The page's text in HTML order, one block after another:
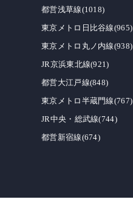
都営浅草線(1018)
東京メトロ日比谷線(965)
東京メトロ丸ノ内線(938)
JR京浜東北線(921)
都営大江戸線(848)
東京メトロ半蔵門線(767)
JR中央・総武線(744)
都営新宿線(674)